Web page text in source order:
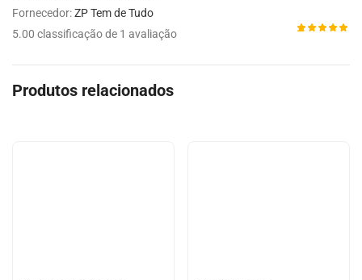
Fornecedor:ZP Tem de Tudo
5.00 classificação de 1 avaliação
de 5,
Produtos relacionados